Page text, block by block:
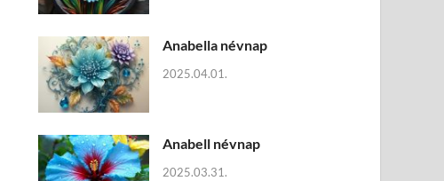
Anabella névnap
2025.04.01.
Anabell névnap
2025.03.31.